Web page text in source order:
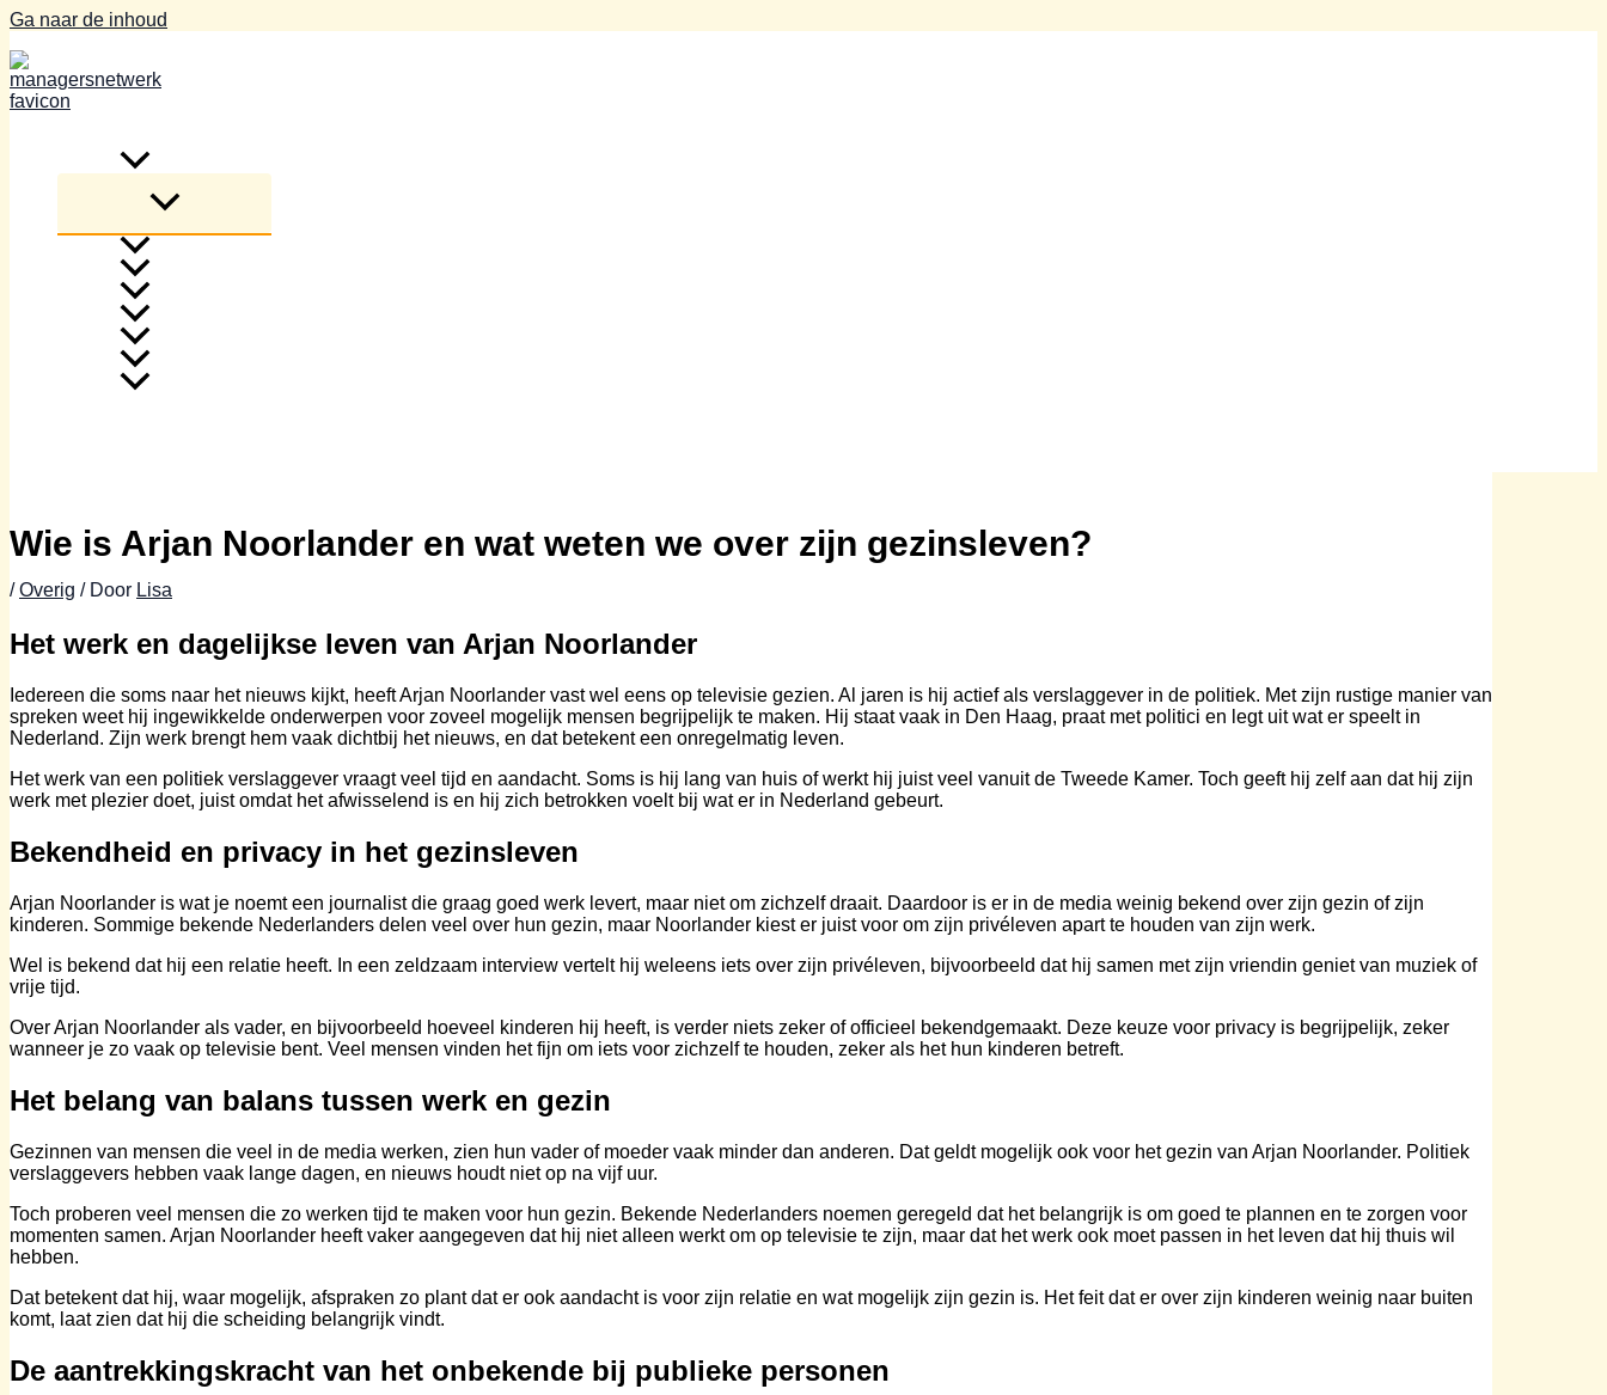
Ga naar de inhoud
Wie is Arjan Noorlander en wat weten we over zijn gezinsleven?
/Overig / Door Lisa
Het werk en dagelijkse leven van Arjan Noorlander
Iedereen die soms naar het nieuws kijkt, heeft Arjan Noorlander vast wel eens op televisie gezien. Al jaren is hij actief als verslaggever in de politiek. Met zijn rustige manier van
spreken weet hij ingewikkelde onderwerpen voor zoveel mogelijk mensen begrijpelijk te maken. Hij staat vaak in Den Haag, praat met politici en legt uit wat er speelt in
Nederland. Zijn werk brengt hem vaak dichtbij het nieuws, en dat betekent een onregelmatig leven.
Het werk van een politiek verslaggever vraagt veel tijd en aandacht. Soms is hij lang van huis of werkt hij juist veel vanuit de Tweede Kamer. Toch geeft hij zelf aan dat hij zijn
werk met plezier doet, juist omdat het afwisselend is en hij zich betrokken voelt bij wat er in Nederland gebeurt.
Bekendheid en privacy in het gezinsleven
Arjan Noorlander is wat je noemt een journalist die graag goed werk levert, maar niet om zichzelf draait. Daardoor is er in de media weinig bekend over zijn gezin of zijn
kinderen. Sommige bekende Nederlanders delen veel over hun gezin, maar Noorlander kiest er juist voor om zijn privéleven apart te houden van zijn werk.
Wel is bekend dat hij een relatie heeft. In een zeldzaam interview vertelt hij weleens iets over zijn privéleven, bijvoorbeeld dat hij samen met zijn vriendin geniet van muziek of
vrije tijd.
Over Arjan Noorlander als vader, en bijvoorbeeld hoeveel kinderen hij heeft, is verder niets zeker of officieel bekendgemaakt. Deze keuze voor privacy is begrijpelijk, zeker
wanneer je zo vaak op televisie bent. Veel mensen vinden het fijn om iets voor zichzelf te houden, zeker als het hun kinderen betreft.
Het belang van balans tussen werk en gezin
Gezinnen van mensen die veel in de media werken, zien hun vader of moeder vaak minder dan anderen. Dat geldt mogelijk ook voor het gezin van Arjan Noorlander. Politiek
verslaggevers hebben vaak lange dagen, en nieuws houdt niet op na vijf uur.
Toch proberen veel mensen die zo werken tijd te maken voor hun gezin. Bekende Nederlanders noemen geregeld dat het belangrijk is om goed te plannen en te zorgen voor
momenten samen. Arjan Noorlander heeft vaker aangegeven dat hij niet alleen werkt om op televisie te zijn, maar dat het werk ook moet passen in het leven dat hij thuis wil
hebben.
Dat betekent dat hij, waar mogelijk, afspraken zo plant dat er ook aandacht is voor zijn relatie en wat mogelijk zijn gezin is. Het feit dat er over zijn kinderen weinig naar buiten
komt, laat zien dat hij die scheiding belangrijk vindt.
De aantrekkingskracht van het onbekende bij publieke personen